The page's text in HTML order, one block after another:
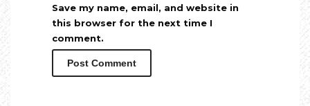
Save my name, email, and website in
this browser for the next time I
comment.